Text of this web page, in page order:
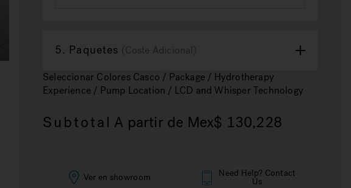
5. Paquetes (Coste Adicional)
Seleccionar Colores Casco / Package / Hydrotherapy
Experience / Pump Location / LCD and Whisper Technology
Subtotal A partir de Mex$ 130,228
Ver en showroom Need Help? Contact
Us